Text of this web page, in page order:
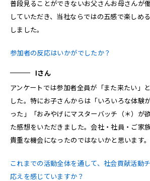
普段見ることができないお父さんお母さんが
していただき、当社ならではの五感で楽しめ
しました。
参加者の反応はいかがでしたか？
Iさん
アンケートでは参加者全員が「また来たい」
した。特にお子さんからは「いろいろな体験
った」「おみやげにマスターバッチ（＊）が
た感想をいただきました。会社・社員・ご家
貴重な機会になったのではないかと思います。
これまでの活動全体を通して、社会貢献活動
応えを感じていますか？